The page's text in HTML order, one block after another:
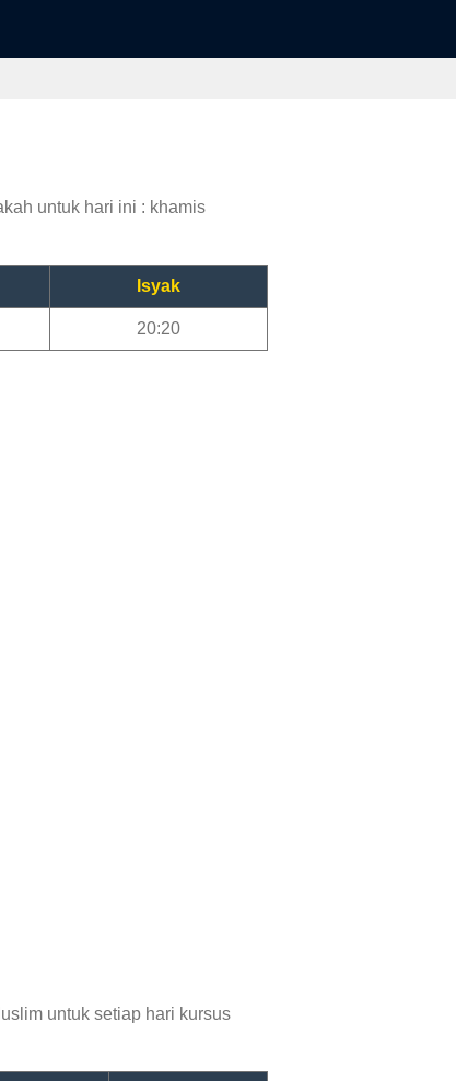
untuk hari ini : khamis
Isyak
20:20
untuk setiap hari kursus